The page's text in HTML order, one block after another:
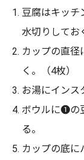
豆腐はキッチ
水切りしてお
カップの直径
く。（4枚）
お湯にインス
ボウルに❶の
る。
カップの底に